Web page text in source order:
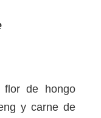
flor de hongo
y carne de